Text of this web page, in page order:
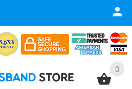
0
0